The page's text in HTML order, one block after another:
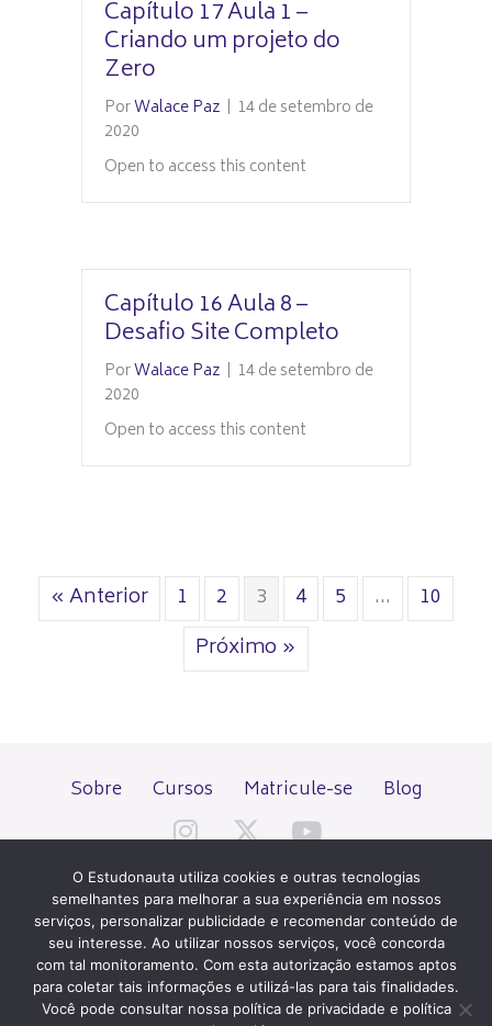
Capítulo 17 Aula 1 –
Criando um projeto do
Zero
PorWalace Paz | 14 de setembro de
2020
Open to access this content
Capítulo 16 Aula 8 –
Desafio Site Completo
PorWalace Paz | 14 de setembro de
2020
Open to access this content
« Anterior 1 2 3 4 5 …
10
Próximo »
Sobre Cursos Matricule-se Blog
Todos os direitos reservados desde 2000.
PATROCÍNIO E HOSPEDAGEM
O Estudonauta utiliza cookies e outras tecnologias
semelhantes para melhorar a sua experiência em nossos
serviços, personalizar publicidade e recomendar conteúdo de
seu interesse. Ao utilizar nossos serviços, você concorda
com tal monitoramento. Com esta autorização estamos aptos
para coletar tais informações e utilizá-las para tais finalidades.
Você pode consultar nossa política de privacidade e política